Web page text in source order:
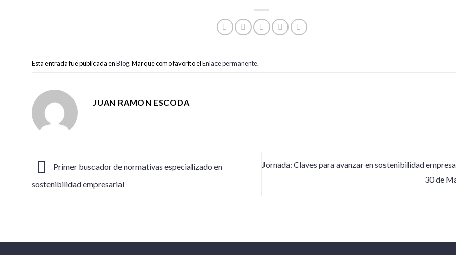
Esta entrada fue publicada enBlog. Marque como favorito elEnlace permanente.
JUAN RAMON ESCODA
Primer buscador de normativas especializado en
sostenibilidad empresarial
Jornada: Claves para avanzar en sostenibilidad
30 de